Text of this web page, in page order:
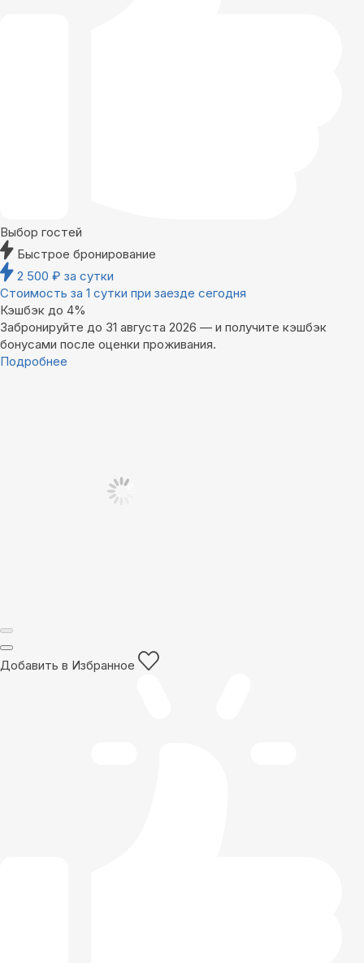
Выбор гостей
Быстрое бронирование
2 500 ₽ за сутки
Стоимость за 1 сутки при заезде сегодня
Кэшбэк до 4%
Забронируйте до 31 августа 2026 — и получите кэшбэк
бонусами после оценки проживания.
Подробнее
Добавить в Избранное